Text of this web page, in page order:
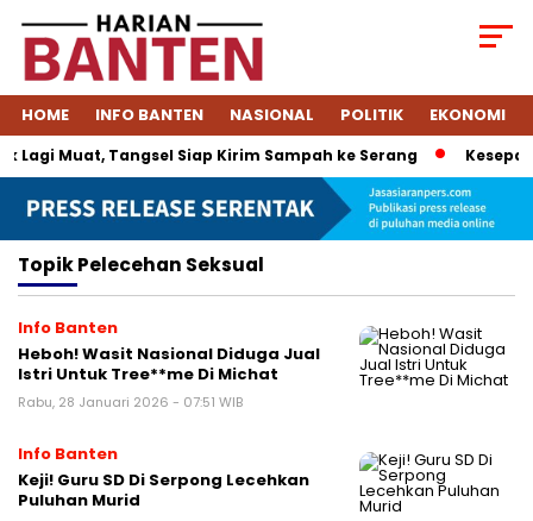
HOME INFO BANTEN NASIONAL POLITIK EKONOMI
Muat, Tangsel Siap Kirim Sampah ke Serang
TopikPelecehan Seksual
Info Banten
Heboh! Wasit Nasional Diduga Jual
Istri Untuk Tree**me Di Michat
Rabu, 28 Januari 2026 - 07:51 WIB
Info Banten
Keji! Guru SD Di Serpong Lecehkan
Puluhan Murid